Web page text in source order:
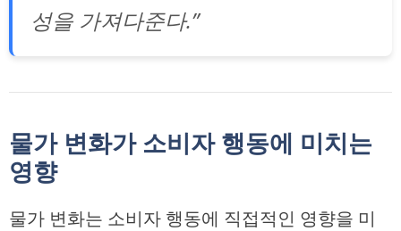
성을 가져다준다.”
물가 변화가 소비자 행동에 미치는
영향
물가 변화는 소비자 행동에 직접적인 영향을 미